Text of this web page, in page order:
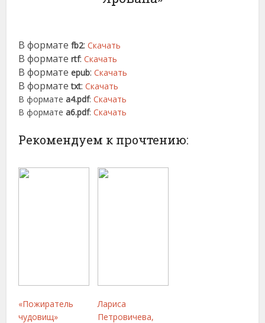
В форматеfb2:Скачать
В форматеrtf:Скачать
В форматеepub:Скачать
В форматеtxt:Скачать
В форматеa4.pdf:Скачать
В форматеa6.pdf:Скачать
Рекомендуем к прочтению:
«Пожиратель
чудовищ»
Лариса
Петровичева,